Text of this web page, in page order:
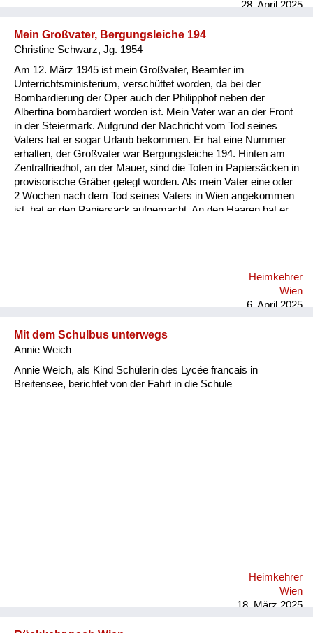
28. April 2025
Mein Großvater, Bergungsleiche 194
Christine Schwarz, Jg. 1954
Am 12. März 1945 ist mein Großvater, Beamter im
Unterrichtsministerium, verschüttet worden, da bei der
Bombardierung der Oper auch der Philipphof neben der
Albertina bombardiert worden ist. Mein Vater war an der Front
in der Steiermark. Aufgrund der Nachricht vom Tod seines
Vaters hat er sogar Urlaub bekommen. Er hat eine Nummer
erhalten, der Großvater war Bergungsleiche 194. Hinten am
Zentralfriedhof, an der Mauer, sind die Toten in Papiersäcken in
provisorische Gräber gelegt worden. Als mein Vater eine oder
2 Wochen nach dem Tod seines Vaters in Wien angekommen
ist, hat er den Papiersack aufgemacht. An den Haaren hat er
hast einfach gespürt... Mein Vater hat immer gesagt, im
Grunde hat ihm der Tod seines Vaters das Leben gerettet, weil
Heimkehrer
Wien
6. April 2025
Mit dem Schulbus unterwegs
Annie Weich
Annie Weich, als Kind Schülerin des Lycée francais in
Breitensee, berichtet von der Fahrt in die Schule
Heimkehrer
Wien
18. März 2025